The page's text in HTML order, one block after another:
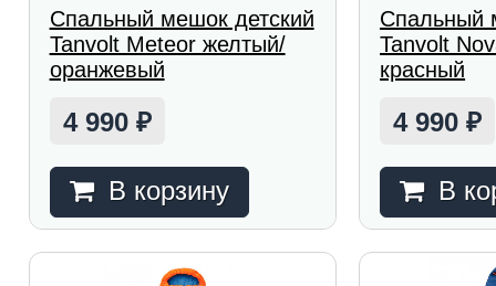
Спальный мешок детский
Tanvolt Meteor желтый/
оранжевый
4 990 ₽
В корзину
Спальный
Tanvolt
красный
4 990₽
В